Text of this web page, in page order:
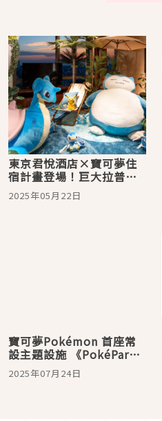
東京君悅酒店×寶可夢住
宿計畫登場！巨大拉普拉
斯與卡比獸陪你共度夏日
2025年05月22日
寶可夢Pokémon 首座常
設主題設施 《PokéPark
KANTO》將於2026年春
季盛大開幕預定於2025秋
2025年07月24日